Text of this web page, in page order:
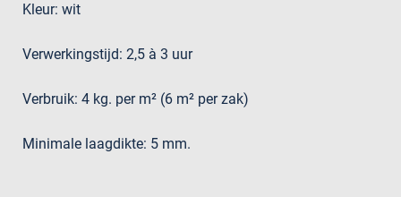
Kleur: wit
Verwerkingstijd: 2,5 à 3 uur
Verbruik: 4 kg. per m² (6 m² per zak)
Minimale laagdikte: 5 mm.